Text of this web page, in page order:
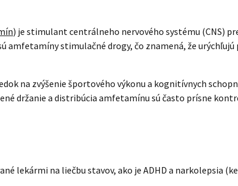
) je stimulant centrálneho nervového systému (CNS)
amfetamíny stimulačné drogy, čo znamená, že
na zvýšenie športového výkonu a kognitívnych
držanie a distribúcia amfetamínu sú často prísne
lekármi na liečbu stavov, ako je ADHD a narkolepsia